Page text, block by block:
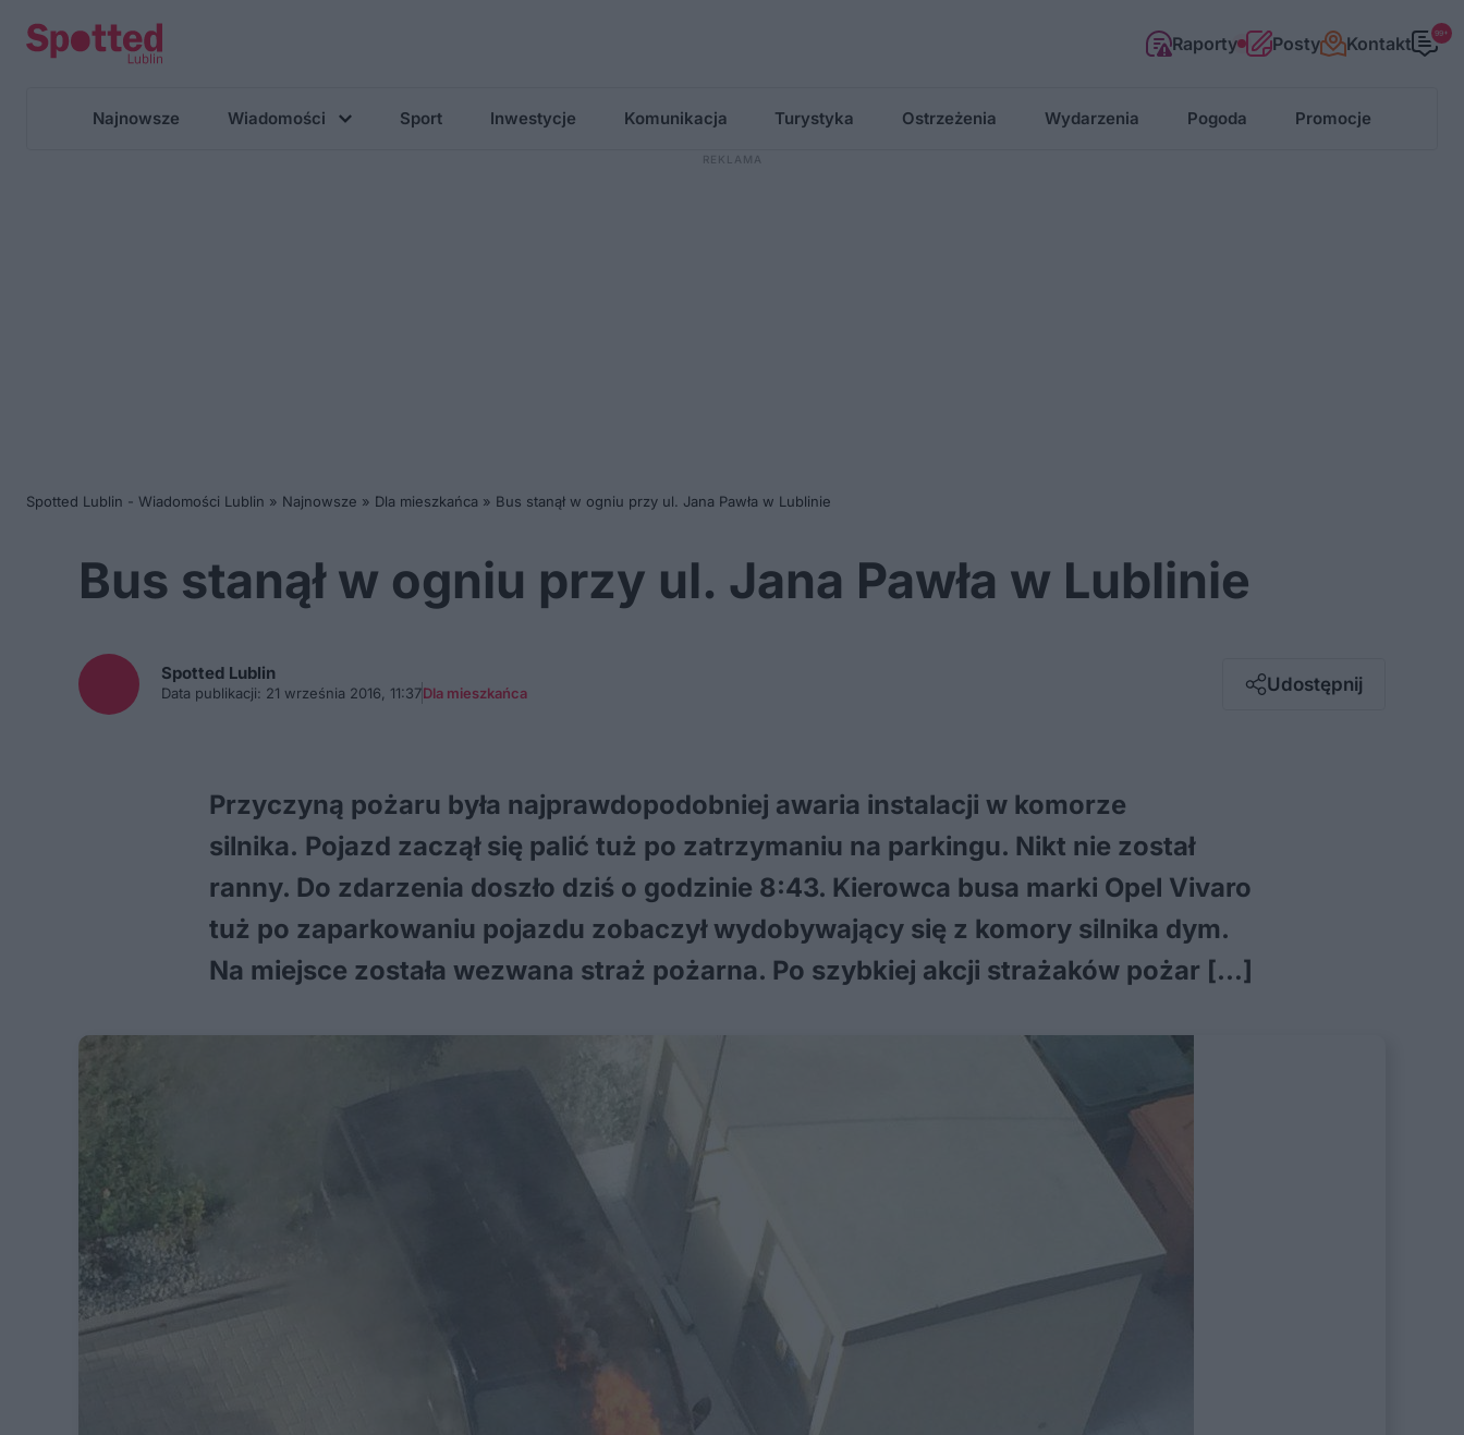
Raporty Posty Kontakt 99+
Najnowsze Wiadomości Sport Inwestycje Komunikacja Turystyka Ostrzeżenia Wydarzenia Pogoda Promocje
Spotted Lublin - Wiadomości Lublin » Najnowsze » Dla mieszkańca » Bus stanął w ogniu przy ul. Jana Pawła w Lublinie
Bus stanął w ogniu przy ul. Jana Pawła w Lublinie
Spotted Lublin
Data publikacji: 21 września 2016, 11:37Dla mieszkańca Udostępnij
Messenger
Przyczyną pożaru była najprawdopodobniej awaria instalacji w komorze
silnika. Pojazd zaczął się palić tuż po zatrzymaniu na parkingu. Nikt nie został
ranny. Do zdarzenia doszło dziś o godzinie 8:43. Kierowca busa marki Opel Vivaro
tuż po zaparkowaniu pojazdu zobaczył wydobywający się z komory silnika dym.
Na miejsce została wezwana straż pożarna. Po szybkiej akcji strażaków pożar […]